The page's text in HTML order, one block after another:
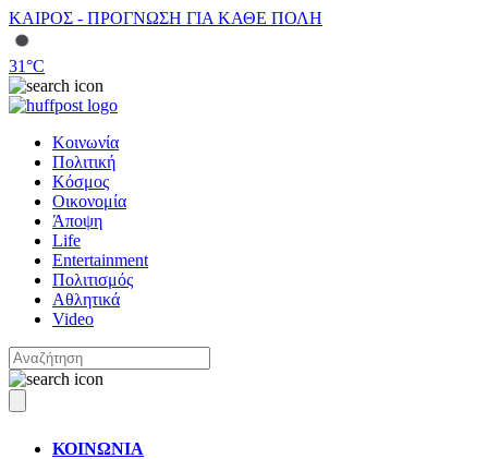
ΚΑΙΡΟΣ - ΠΡΟΓΝΩΣΗ ΓΙΑ ΚΑΘΕ ΠΟΛΗ
31°C
Κοινωνία
Πολιτική
Κόσμος
Οικονομία
Άποψη
Life
Entertainment
Πολιτισμός
Αθλητικά
Video
ΚΟΙΝΩΝΙΑ